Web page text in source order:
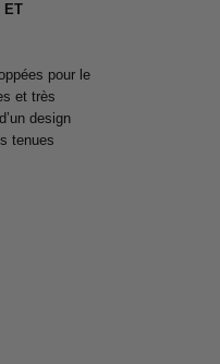
ET
pour le
et très
design
tenues